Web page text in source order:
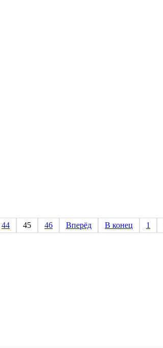
44 45 46 Вперёд В конец 1